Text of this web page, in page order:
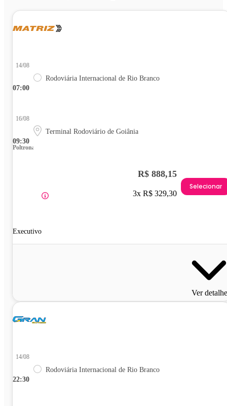
07:00
14/08
Rodoviária Internacional de Rio Branco
09:30
16/08
Terminal Rodoviário de Goiânia
Poltrona
Executivo
R$ 888,15
3x R$ 329,30
Selecionar
Ver
22:30
14/08
Rodoviária Internacional de Rio Branco